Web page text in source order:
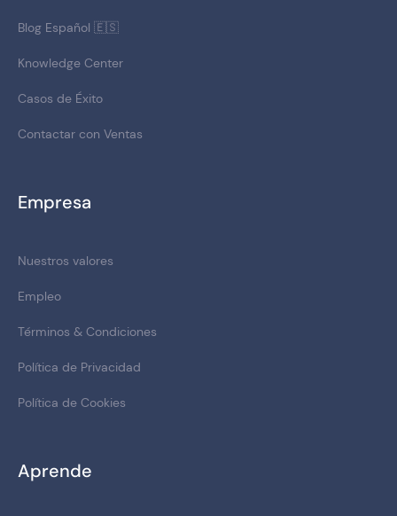
Blog Español 🇪🇸
Knowledge Center
Casos de Éxito
Contactar con Ventas
Empresa
Nuestros valores
Empleo
Términos & Condiciones
Política de Privacidad
Política de Cookies
Aprende